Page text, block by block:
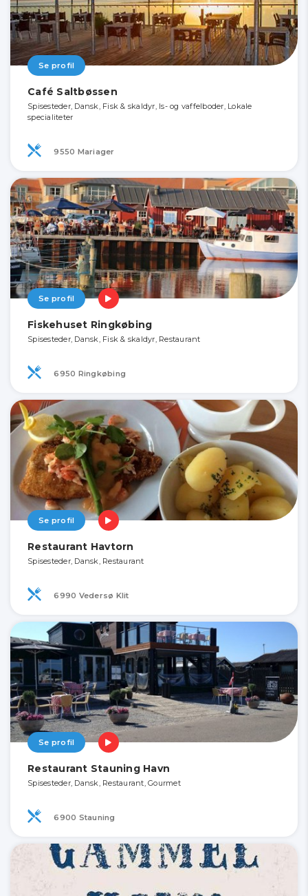
Se profil
Café Saltbøssen
Spisesteder, Dansk, Fisk & skaldyr, Is- og vaffelboder, Lokale
specialiteter
9550 Mariager
Se profil
Fiskehuset Ringkøbing
Spisesteder, Dansk, Fisk & skaldyr, Restaurant
6950 Ringkøbing
Se profil
Restaurant Havtorn
Spisesteder, Dansk, Restaurant
6990 Vedersø Klit
Se profil
Restaurant Stauning Havn
Spisesteder, Dansk, Restaurant, Gourmet
6900 Stauning